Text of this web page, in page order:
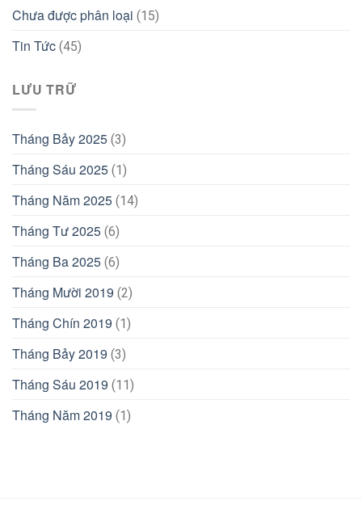
Chưa được phân loại (15)
Tin Tức (45)
LƯU TRỮ
Tháng Bảy 2025 (3)
Tháng Sáu 2025 (1)
Tháng Năm 2025 (14)
Tháng Tư 2025 (6)
Tháng Ba 2025 (6)
Tháng Mười 2019 (2)
Tháng Chín 2019 (1)
Tháng Bảy 2019 (3)
Tháng Sáu 2019 (11)
Tháng Năm 2019 (1)